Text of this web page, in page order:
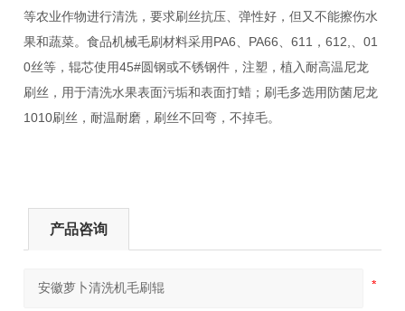
等农业作物进行清洗，要求刷丝抗压、弹性好，但又不能擦伤水
果和蔬菜。食品机械毛刷材料采用PA6、PA66、611，612,、01
0丝等，辊芯使用45#圆钢或不锈钢件，注塑，植入耐高温尼龙
刷丝，用于清洗水果表面污垢和表面打蜡；刷毛多选用防菌尼龙
1010刷丝，耐温耐磨，刷丝不回弯，不掉毛。
产品咨询